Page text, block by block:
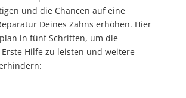
und die Chancen auf eine
Deines Zahns erhöhen. Hier
in fünf Schritten, um die
Hilfe zu leisten und weitere